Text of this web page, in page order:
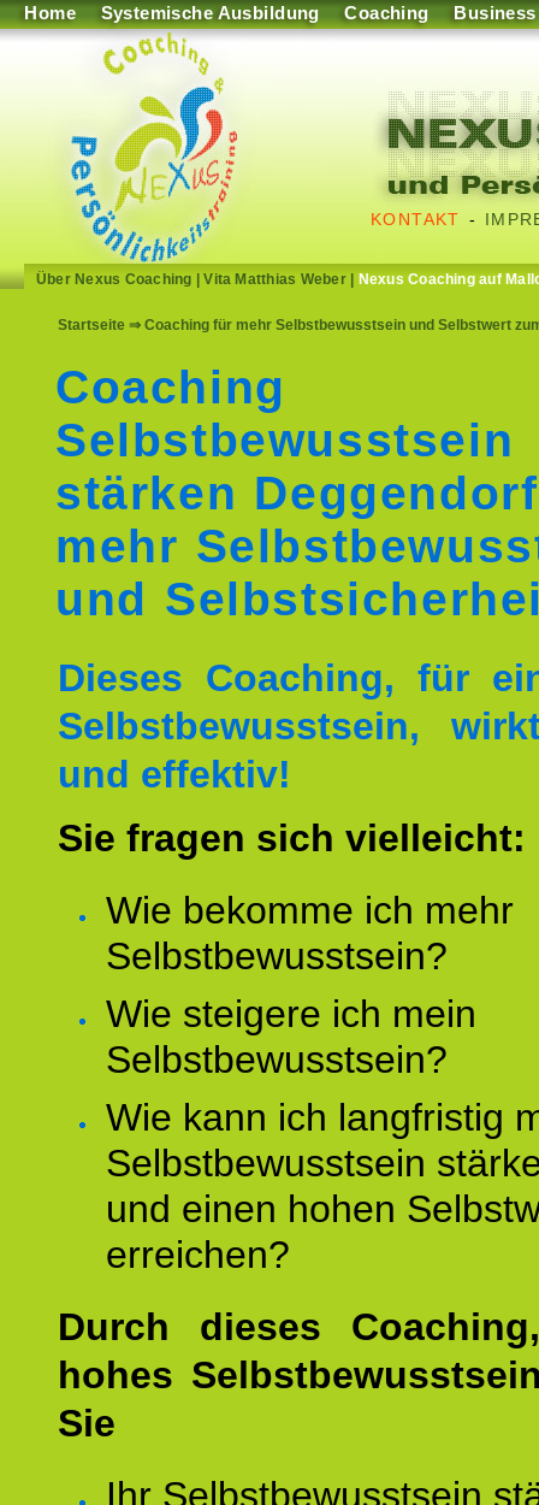
Home Systemische Ausbildung Coaching Business
KONTAKT -
Über Nexus Coaching |Vita Matthias Weber| Nexus Coaching auf
Startseite ⇒ Coaching für mehr Selbstbewusstsein und Selbstwert
Coaching
Selbstbewusstsein
stärken
mehr
und
Dieses Coaching, für
Selbstbewusstsein,
und effektiv!
Sie fragen sich vielleicht:
Wie bekomme ich mehr
Selbstbewusstsein?
Wie steigere ich mein
Selbstbewusstsein?
Wie kann ich langfristig
Selbstbewusstsein
und einen hohen
erreichen?
Durch dieses
hohes
Sie
Ihr Selbstbewusstsein